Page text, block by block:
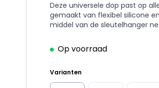
Deze universele dop past op
gemaakt van flexibel silicone
middel van de sleutelhanger
Op voorraad
Varianten